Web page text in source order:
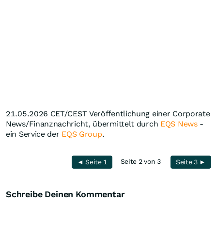
21.05.2026 CET/CEST Veröffentlichung einer Corporate
News/Finanznachricht, übermittelt durch EQS News-
ein Service der EQS Group.
◄ Seite 1 Seite 2 von 3 Seite 3 ►
Schreibe Deinen Kommentar